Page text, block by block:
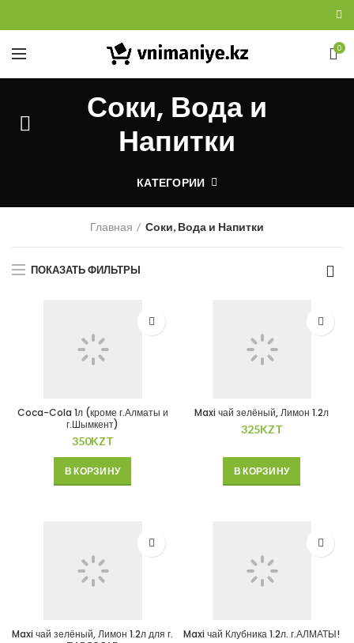
0
Соки, Вода и
Напитки
КАТЕГОРИИ
Главная Соки, Вода и Напитки
ПОКАЗАТЬ ФИЛЬТРЫ
Coca-Cola 1л (кроме г.Алматы и
г.Шымкент)
350KZT
В КОРЗИНУ
Maxi чай зелёный, Лимон 1.2л
325KZT
В КОРЗИНУ
Maxi чай зелёный, Лимон 1.2л для г.
Maxi чай Клубника 1.2л. г.АЛМАТЫ!